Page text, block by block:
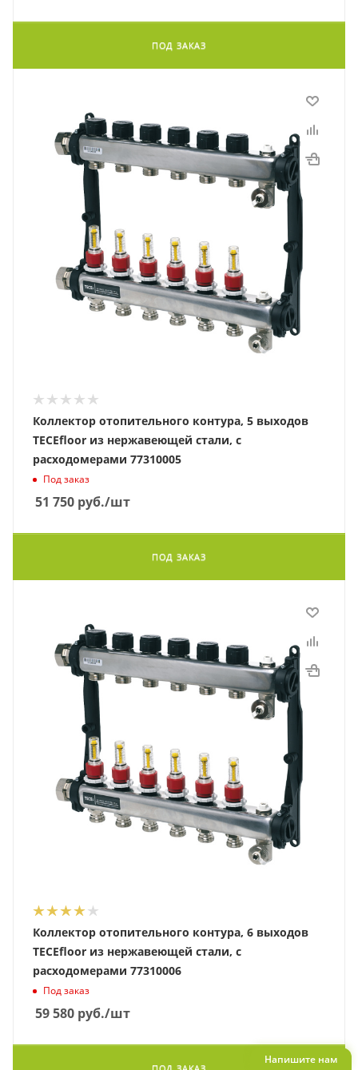
ПОД ЗАКАЗ
Коллектор отопительного контура, 5 выходов
TECEfloor из нержавеющей стали, с
расходомерами 77310005
Под заказ
51 750 руб./шт
ПОД ЗАКАЗ
Коллектор отопительного контура, 6 выходов
TECEfloor из нержавеющей стали, с
расходомерами 77310006
Под заказ
59 580 руб./шт
Напишите нам